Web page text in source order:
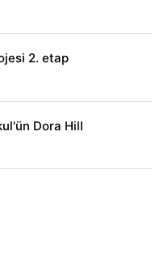
2. etap
Dora Hill